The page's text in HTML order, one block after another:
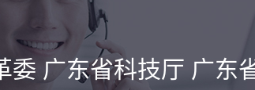
委 广东省科技厅 广东